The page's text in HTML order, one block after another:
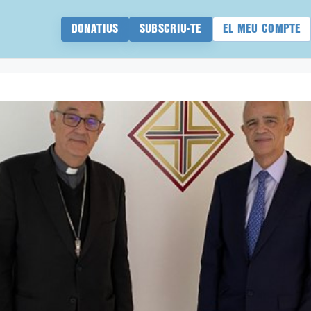
DONATIUS SUBSCRIU-TE EL MEU COMPTE